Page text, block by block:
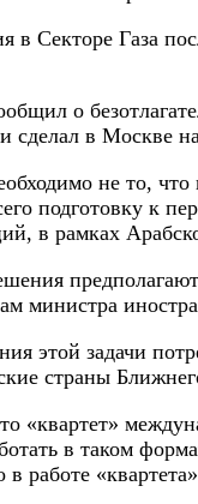
Секторе Газа
о
сделал в Москве
не то, что
подготовку к
в рамках
предполагают
министра
этой задачи
страны
«квартет»
в таком
работе